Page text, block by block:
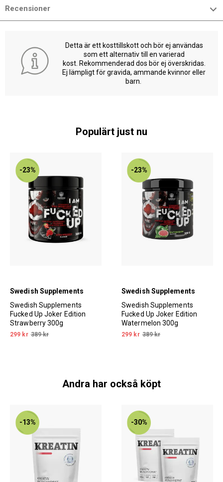
Recensioner
Detta är ett kosttillskott och bör ej användas
som ett alternativ till en varierad
kost. Rekommenderad dos bör ej överskridas.
Ej lämpligt för gravida, ammande kvinnor eller
barn.
Populärt just nu
-23%
Swedish Supplements
Swedish Supplements
Fucked Up Joker Edition
Strawberry 300g
299 kr 389 kr
-23%
Swedish Supplements
Swedish Supplements
Fucked Up Joker Edition
Watermelon 300g
299 kr 389 kr
Andra har också köpt
-13% -30%